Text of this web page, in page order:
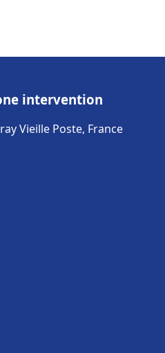
intervention
Vieille Poste, France